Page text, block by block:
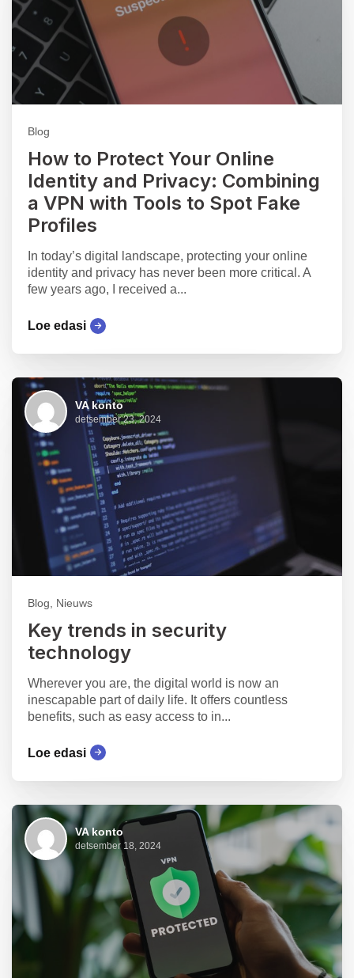
Blog
How to Protect Your Online
Identity and Privacy: Combining
a VPN with Tools to Spot Fake
Profiles
In today’s digital landscape, protecting your online
identity and privacy has never been more critical. A
few years ago, I received a...
Loe edasi
VA konto
detsember 23, 2024
Blog, Nieuws
Key trends in security
technology
Wherever you are, the digital world is now an
inescapable part of daily life. It offers countless
benefits, such as easy access to in...
Loe edasi
VA konto
detsember 18, 2024